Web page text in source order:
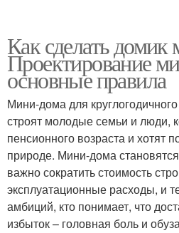
Как сделать домик
Проектирование
основные правила
Мини-дома для
строят молодые семьи и люди,
пенсионного возраста и хотят
природе. Мини-дома
важно сократить стоимость
эксплуатационные расходы, и
амбиций, кто понимает, что
избыток – головная боль и